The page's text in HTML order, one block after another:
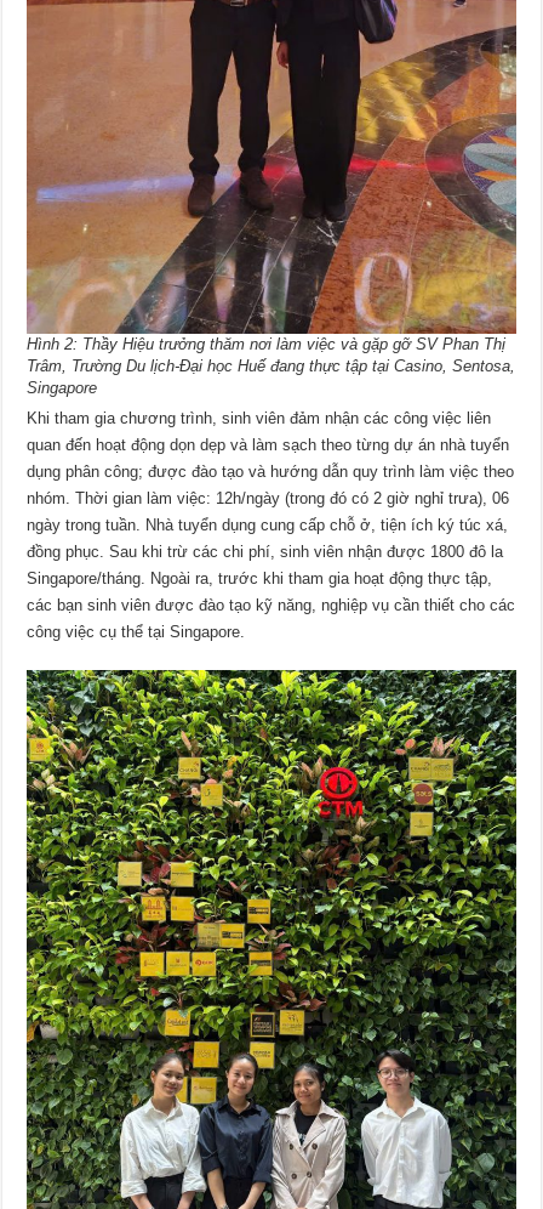
Hình 2: Thầy Hiệu trưởng thăm nơi làm việc và gặp gỡ SV Phan Thị
Trâm, Trường Du lịch-Đại học Huế đang thực tập tại Casino, Sentosa,
Singapore
Khi tham gia chương trình, sinh viên đảm nhận các công việc liên
quan đến hoạt động dọn dẹp và làm sạch theo từng dự án nhà tuyển
dụng phân công; được đào tạo và hướng dẫn quy trình làm việc theo
nhóm. Thời gian làm việc: 12h/ngày (trong đó có 2 giờ nghỉ trưa), 06
ngày trong tuần. Nhà tuyển dụng cung cấp chỗ ở, tiện ích ký túc xá,
đồng phục. Sau khi trừ các chi phí, sinh viên nhận được 1800 đô la
Singapore/tháng. Ngoài ra, trước khi tham gia hoạt động thực tập,
các bạn sinh viên được đào tạo kỹ năng, nghiệp vụ cần thiết cho các
công việc cụ thể tại Singapore.